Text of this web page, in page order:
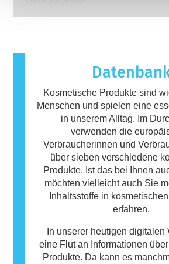
Körperpflegeprodukte können
enthalten, die bei manchen
Allergie auslösen können. Das
jedoch nicht, dass das Produkt
Personen nicht sicher ist.
Kosmetische Produkte sind
Menschen und spielen eine
in unserem Alltag. Im
verwenden die
Verbraucherinnen und
über sieben verschiedene
Produkte. Ist das bei Ihnen
möchten vielleicht auch Sie
Inhaltsstoffe in
erfahren.
In unserer heutigen digitalen
eine Flut an Informationen
Produkte. Da kann es